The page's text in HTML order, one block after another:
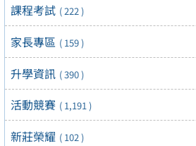
課程考試 ( 222 )
家長專區 ( 159 )
升學資訊 ( 390 )
活動競賽 ( 1,191 )
新莊榮耀 ( 102 )